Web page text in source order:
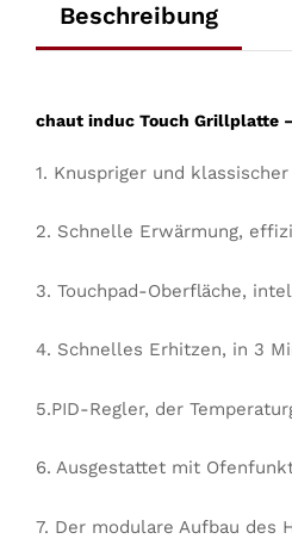
Beschreibung
chaut induc Touch Grillplatte
1. Knuspriger und
2. Schnelle Erwärmung,
3. Touchpad-Oberfläche,
4. Schnelles Erhitzen, in 3
5.PID-Regler, der
6. Ausgestattet mit
7. Der modulare Aufbau des